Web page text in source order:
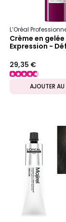
Crème en gelée
Expression -
boucles
29,35 €
AJOUTER AU